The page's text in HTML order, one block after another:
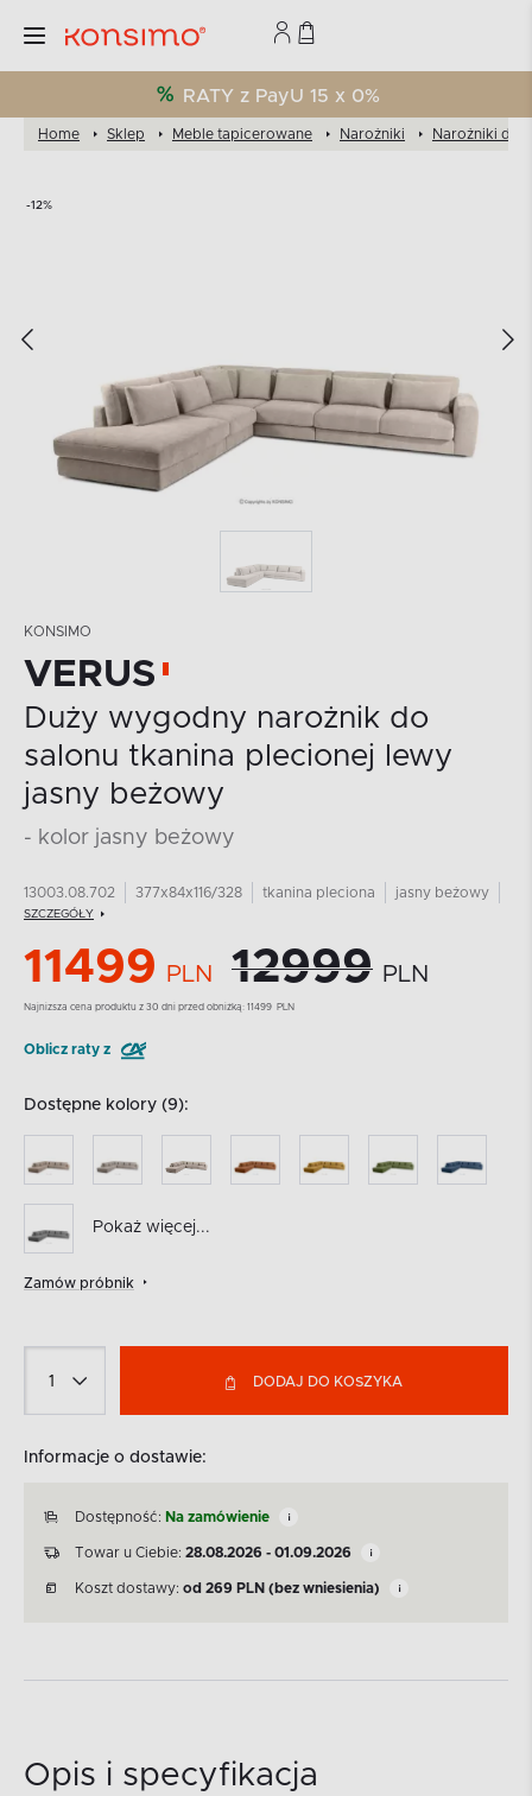
RATY z PayU 15 x 0%
Home Sklep Meble tapicerowane Narożniki Narożniki do
-12%
KONSIMO
VERUS
Duży wygodny narożnik do
salonu tkanina plecionej lewy
jasny beżowy
- kolor jasny beżowy
13003.08.702 377x84x116/328 tkanina pleciona jasny beżowy
SZCZEGÓŁY
11499 PLN 12999 PLN
Najnizsza cena produktu z 30 dni przed obniżką: 11499 PLN
Oblicz raty z
Dostępne kolory (9):
Pokaż więcej...
Zamów próbnik
DODAJ DO KOSZYKA
Informacje o dostawie:
Dostępność: Na zamówienie
Towar u Ciebie: 28.08.2026 - 01.09.2026
Koszt dostawy: od 269 PLN (bez wniesienia)
Opis i specyfikacja